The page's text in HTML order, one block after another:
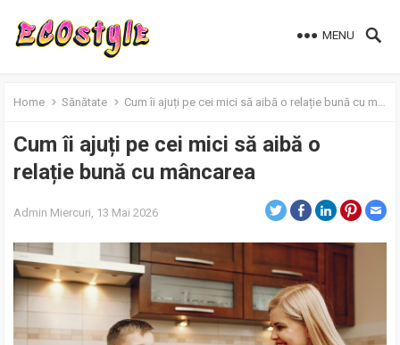
MENU
Home Sănătate Cum îi ajuți pe cei mici să aibă o relație bună cu mâncarea
Cum îi ajuți pe cei mici să aibă o
relație bună cu mâncarea
Admin Miercuri, 13 Mai 2026